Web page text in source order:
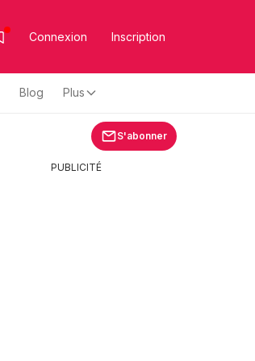
Connexion Inscription
Blog Plus
S'abonner
PUBLICITÉ